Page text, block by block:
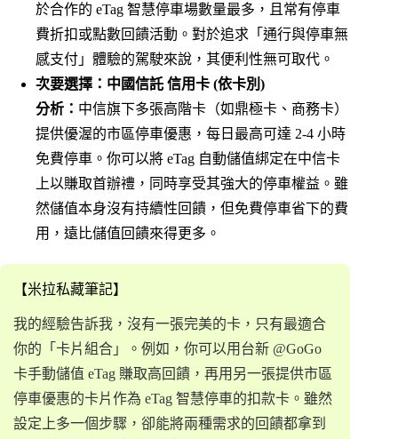
於合作的 eTag 智慧停車場數量最多，且常有停車
費折扣或點數回饋活動。對於追求「通行與停車無
感支付」體驗的駕駛來說，其便利性無可取代。
次要選擇：中國信託 信用卡 (依卡別)
分析： 中信旗下多張高階卡（如鼎極卡、商務卡）
提供優渥的市區停車優惠，每日最高可達 2-4 小時
免費停車。你可以將 eTag 自動儲值綁定在中信卡
上以賺取首辦禮，同時享受其強大的停車權益。雖
然儲值本身沒有持續性回饋，但免費停車省下的費
用，遠比儲值回饋來得更多。
【米拉私藏筆記】
我的經驗告訴我，沒有一張完美的卡，只有最適合
你的「卡片組合」。例如，你可以用台新 @GoGo
卡手動儲值 eTag 賺取高回饋，再用另一張提供市區
停車優惠的卡片作為 eTag 智慧停車的扣款卡。雖然
設定上多一個步驟，卻能將兩種需求的回饋都拿到